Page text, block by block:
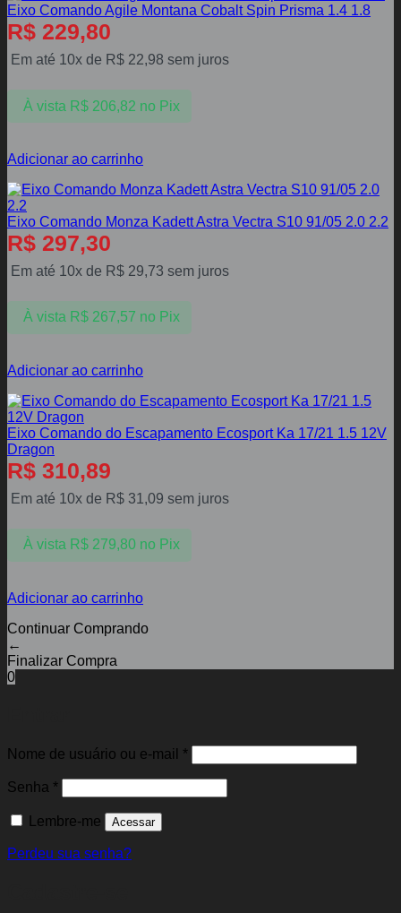
Eixo Comando Agile Montana Cobalt Spin Prisma 1.4 1.8
R$ 229,80
Em até 10x de R$ 22,98 sem juros
À vista R$206,82 no Pix
Adicionar ao carrinho
Eixo Comando Monza Kadett Astra Vectra S10 91/05 2.0 2.2
R$ 297,30
Em até 10x de R$ 29,73 sem juros
À vista R$267,57 no Pix
Adicionar ao carrinho
Eixo Comando do Escapamento Ecosport Ka 17/21 1.5 12V
Dragon
R$ 310,89
Em até 10x de R$ 31,09 sem juros
À vista R$279,80 no Pix
Adicionar ao carrinho
Continuar Comprando
←
Finalizar Compra
0
Nome de usuário ou e-mail *Obrigatório
Senha *Obrigatório
Lembre-me Acessar
Perdeu sua senha?